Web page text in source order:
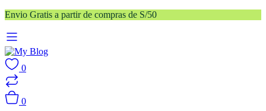
Envio Gratis a partir de compras de S/50
0
0